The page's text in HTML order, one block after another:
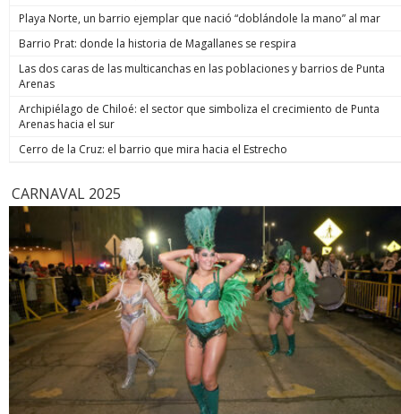
de estos
hoy está
todos los
anunció
Playa Norte, un barrio ejemplar que nació “doblándole la mano” al mar
Barrio Prat: donde la historia de Magallanes se respira
Las dos caras de las multicanchas en las poblaciones y barrios de Punta
Arenas
Archipiélago de Chiloé: el sector que simboliza el crecimiento de Punta
Arenas hacia el sur
Cerro de la Cruz: el barrio que mira hacia el Estrecho
CARNAVAL 2025